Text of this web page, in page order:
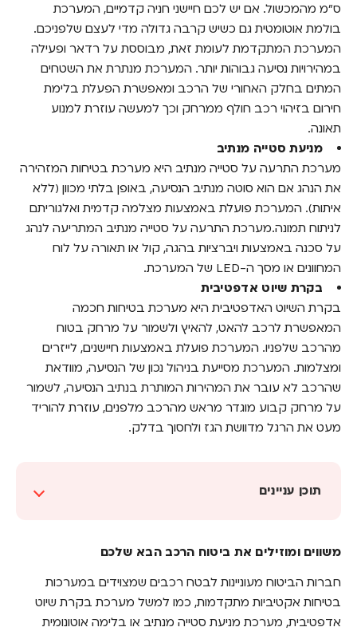
ס"מ מהמכשול. אם יש לכם חיישני חניה קדמיים, המערכת
בולמת אוטומטית גם כשיש קרבה גדולה מדי לעצם שלפניכם.
המערכת המתקדמת לעומת זאת, מבוססת על רדאר ופעילה
במהירויות נסיעה גבוהות יותר. המערכת מנתרת את השטחים
המתים בחלק האחורי של הרכב ומאפשרת הפעלת בלימת
חירום בזיהוי רכב חולף ממרחק וכך למעשה עוזרת למנוע
תאונה.
מניעת סטייה מנתיב
מערכת התרעה על סטייה מנתיב היא מערכת בטיחות המזהירה
את הנהג אם הוא סוטה מנתיב הנסיעה, באופן בלתי מכוון (ללא
איתות). המערכת פועלת באמצעות מצלמה קדמית ואלגוריתם
לניתוח תמונה.מערכת התרעה על סטייה מנתיב המתריעה לנהג
על סכנה באמצעות ויברציות בהגה, קול או תאורה על לוח
המחוונים או מסך ה-LED של המערכת.
בקרת שיוט אדפטיבית
בקרת השיוט האדפטיבית היא מערכת בטיחות חכמה
המאפשרת לרכב להאט, להאיץ ולשמור על מרחק בטוח
מהרכב שלפניו. המערכת פועלת באמצעות חיישנים, לייזרים
ומצלמות. המערכת מסייעת בניהול נכון של הנסיעה, מוודאת
שהרכב לא עובר את המהירות המותרת בנתיב הנסיעה, לשמור
על מרחק קבוע מוגדר מראש מהרכב מלפנים, עוזרת להוריד
מעט את הרגל מדוושת הגז ולחסוך בדלק.
תוכן עניינים
משווים ומוזילים את ביטוח הרכב הבא שלכם
חברות הביטוח מעוניינות לבטח רכבים שמצוידים במערכות
בטיחות אקטיביות מתקדמות, כמו למשל מערכת בקרת שיוט
אדפטיבית, מערכת מניעת סטייה מנתיב או בלימה אוטונומית